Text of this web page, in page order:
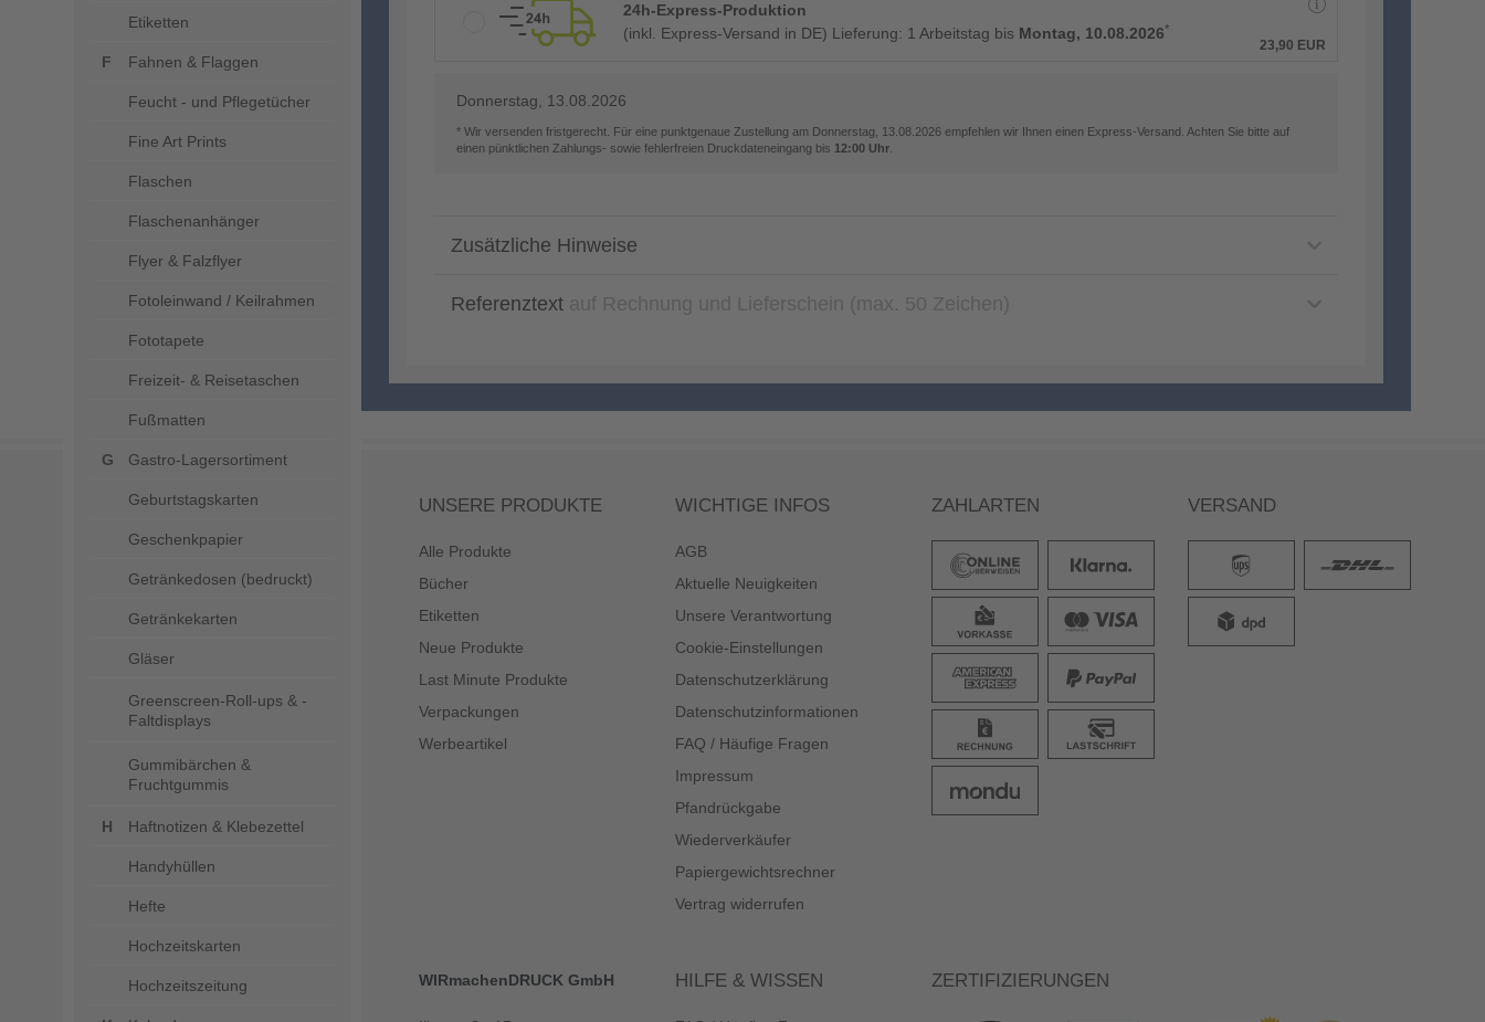
Etiketten
Fahnen & Flaggen
Feucht - und Pflegetücher
Fine Art Prints
Flaschen
Flaschenanhänger
Flyer & Falzflyer
Fotoleinwand / Keilrahmen
Fototapete
Freizeit- & Reisetaschen
Fußmatten
Gastro-Lagersortiment
Geburtstagskarten
Geschenkpapier
Getränkedosen (bedruckt)
Getränkekarten
Gläser
Greenscreen-Roll-ups & -
Faltdisplays
Gummibärchen &
Fruchtgummis
Haftnotizen & Klebezettel
Handyhüllen
Hefte
Hochzeitskarten
Hochzeitszeitung
24h-Express-Produktion
(inkl. Express-Versand in DE) Lieferung: 1 Arbeitstag bis Montag, 10.08.2026*
23,90 EUR
Donnerstag, 13.08.2026
* Wir versenden fristgerecht. Für eine punktgenaue Zustellung am Donnerstag, 13.08.2026 empfehlen wir Ihnen einen Express-Versand. Achten Sie bitte auf
einen pünktlichen Zahlungs- sowie fehlerfreien Druckdateneingang bis 12:00 Uhr
Zusätzliche Hinweise
Referenztext
UNSERE PRODUKTE
Alle Produkte
Bücher
Etiketten
Neue Produkte
Last Minute Produkte
Verpackungen
Werbeartikel
WICHTIGE INFOS
AGB
Aktuelle Neuigkeiten
Unsere Verantwortung
Cookie-Einstellungen
Datenschutzerklärung
Datenschutzinformationen
FAQ / Häufige Fragen
Impressum
Pfandrückgabe
Wiederverkäufer
Papiergewichtsrechner
Vertrag widerrufen
ZAHLARTEN VERSAND
WIRmachenDRUCK GmbH HILFE & WISSEN ZERTIFIZIERUNGEN